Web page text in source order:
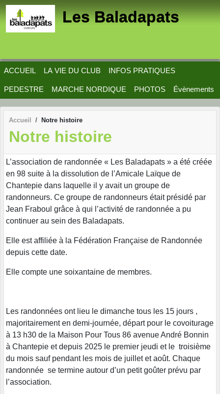
Les Baladapats
ACCUEIL LA VIE DU CLUB INFOS PRATIQUES
PEDESTRE MARCHE NORDIQUE PHOTOS Évènements
Accueil Notre histoire
Notre histoire
L’association de randonnée « Les Baladapats » a été créée
en 98 suite à la dissolution de l’Amicale Laïque de
Chantepie dans laquelle il y avait un groupe de
randonneurs. Ce groupe de randonneurs était présidé par
Jean Fraboul grâce à qui l’activité de randonnée a pu
continuer au sein des Baladapats.
Elle est affiliée à la Fédération Française de Randonnée
depuis cette date.
Elle compte une soixantaine de membres.
Les randonnées ont lieu le dimanche tous les 15 jours ,
majoritairement en demi-journée, départ pour le covoiturage
à 13 h30 de la Maison Pour Tous 86 avenue André Bonnin
à Chantepie et depuis 2025 le premier jeudi et le troisième
du mois sauf pendant les mois de juillet et août. Chaque
randonnée se termine autour d’un petit goûter prévu par
l’association.
Panneau de gestion des cookies